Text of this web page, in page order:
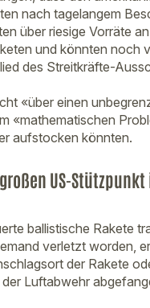
nach tagelangem
über riesige Vorräte
und könnten noch
des Streitkräfte-
«über einen
«mathematischen
aufstocken könnten.
US-Stützpunkt
ballistische Rakete
verletzt worden,
der Rakete
Luftabwehr